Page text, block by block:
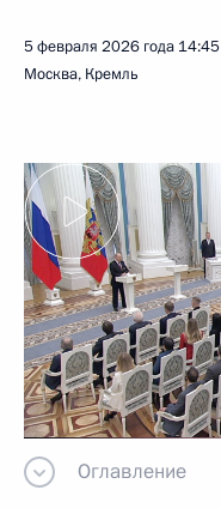
5 февраля 2026 года 14:45
Москва, Кремль
Оглавление